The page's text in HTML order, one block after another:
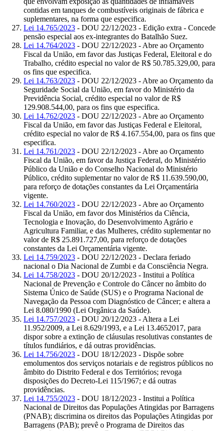
contidas em tanques de combustíveis originais de fábrica e
suplementares, na forma que especifica.
Lei 14.765/2023 - DOU 22/12/2023 - Edição extra - Concede
pensão especial aos ex-integrantes do Batalhão Suez.
Lei 14.764/2023 - DOU 22/12/2023 - Abre ao Orçamento
Fiscal da União, em favor das Justiças Federal, Eleitoral e do
Trabalho, crédito especial no valor de R$ 50.785.329,00, para
os fins que especifica.
Lei 14.763/2023 - DOU 22/12/2023 - Abre ao Orçamento da
Seguridade Social da União, em favor do Ministério da
Previdência Social, crédito especial no valor de R$
129.908.544,00, para os fins que especifica.
Lei 14.762/2023 - DOU 22/12/2023 - Abre ao Orçamento
Fiscal da União, em favor das Justiças Federal e Eleitoral,
crédito especial no valor de R$ 4.167.554,00, para os fins que
especifica.
Lei 14.761/2023 - DOU 22/12/2023 - Abre ao Orçamento
Fiscal da União, em favor da Justiça Federal, do Ministério
Público da União e do Conselho Nacional do Ministério
Público, crédito suplementar no valor de R$ 11.639.590,00,
para reforço de dotações constantes da Lei Orçamentária
vigente.
Lei 14.760/2023 - DOU 22/12/2023 - Abre ao Orçamento
Fiscal da União, em favor dos Ministérios da Ciência,
Tecnologia e Inovação, do Desenvolvimento Agrário e
Agricultura Familiar, e das Mulheres, crédito suplementar no
valor de R$ 25.891.727,00, para reforço de dotações
constantes da Lei Orçamentária vigente.
Lei 14.759/2023 - DOU 22/12/2023 - Declara feriado
nacional o Dia Nacional de Zumbi e da Consciência Negra.
Lei 14.758/2023 - DOU 20/12/2023 - Institui a Política
Nacional de Prevenção e Controle do Câncer no âmbito do
Sistema Único de Saúde (SUS) e o Programa Nacional de
Navegação da Pessoa com Diagnóstico de Câncer; e altera a
Lei 8.080/1990 (Lei Orgânica da Saúde).
Lei 14.757/2023 - DOU 20/12/2023 - Altera a Lei
11.952/2009, a Lei 8.629/1993, e a Lei 13.4652017, para
dispor sobre a extinção de cláusulas resolutivas constantes de
títulos fundiários, e dá outras providências.
Lei 14.756/2023 - DOU 18/12/2023 - Dispõe sobre
emolumentos dos serviços notariais e de registros públicos no
âmbito do Distrito Federal e dos Territórios; revoga
disposições do Decreto-Lei 115/1967; e dá outras
providências.
Lei 14.755/2023 - DOU 18/12/2023 - Institui a Política
Nacional de Direitos das Populações Atingidas por Barragens
(PNAB); discrimina os direitos das Populações Atingidas por
Barragens (PAB); prevê o Programa de Direitos das